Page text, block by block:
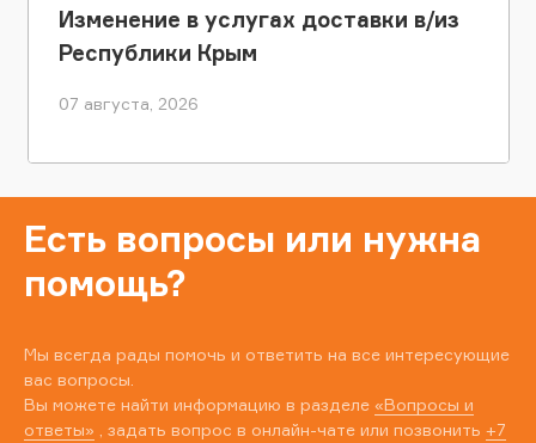
Изменение в услугах доставки в/из
Республики Крым
07 августа, 2026
Есть вопросы или нужна
помощь?
Мы всегда рады помочь и ответить на все интересующие
вас вопросы.
Вы можете найти информацию в разделе «Вопросы и
ответы» , задать вопрос в онлайн-чате или позвонить +7